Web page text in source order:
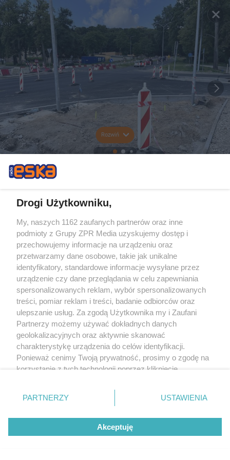
Rozwiń
Drogi Użytkowniku,
My, naszych 1162 zaufanych partnerów oraz inne
podmioty z Grupy ZPR Media uzyskujemy dostęp i
przechowujemy informacje na urządzeniu oraz
przetwarzamy dane osobowe, takie jak unikalne
identyfikatory, standardowe informacje wysyłane przez
urządzenie czy dane przeglądania w celu zapewniania
spersonalizowanych reklam, wybór spersonalizowanych
treści, pomiar reklam i treści, badanie odbiorców oraz
ulepszanie usług. Za zgodą Użytkownika my i Zaufani
Partnerzy możemy używać dokładnych danych
geolokalizacyjnych oraz aktywnie skanować
charakterystykę urządzenia do celów identyfikacji.
Ponieważ cenimy Twoją prywatność, prosimy o zgodę na
korzystanie z tych technologii poprzez kliknięcie
zmienić/wycofać klikając przycisk ustawień prywatności
znajdujący się w lewym dolnym rogu strony
rodzaje przetwarzania danych nie wymagają zgody
użytkownika, ale masz prawo sprzeciwić się takiemu
przetwarzaniu. Preferencje będą miały zastosowanie tylko
PARTNERZY USTAWIENIA
Akceptuję